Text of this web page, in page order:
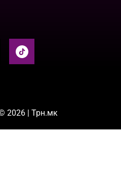
2026 | Трн.мк